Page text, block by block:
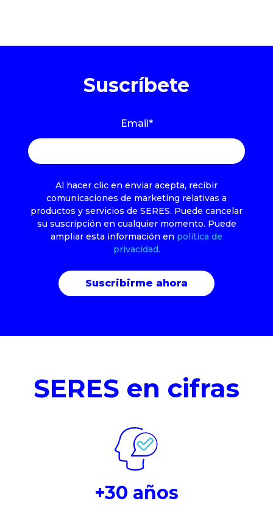
Suscríbete
Email*
Al hacer clic en enviar acepta, recibir
comunicaciones de marketing relativas a
productos y servicios de SERES. Puede cancelar
su suscripción en cualquier momento. Puede
ampliar esta información en política de
privacidad.
SERES en cifras
+30 años